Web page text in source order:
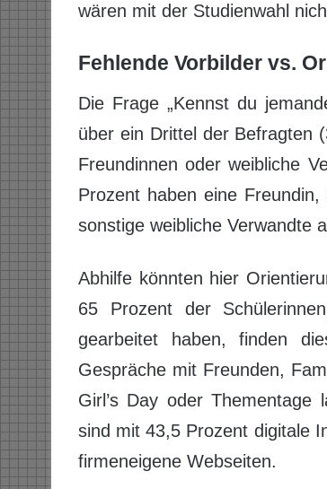
wären mit der Studienwahl
Fehlende Vorbilder vs.
Die Frage „Kennst du
über ein Drittel der Befragten
Freundinnen oder weibliche
Prozent haben eine
sonstige weibliche Verwandte
Abhilfe könnten hier
65 Prozent der
gearbeitet haben, finden
Gespräche mit Freunden,
Girl’s Day oder
sind mit 43,5 Prozent digitale
firmeneigene Webseiten.